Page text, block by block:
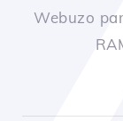
Webuzo